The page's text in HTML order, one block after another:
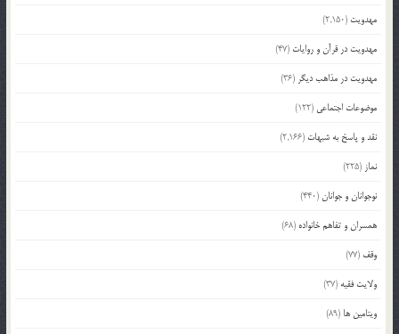
مهدویت (2,150)
مهدویت در قرآن و روایات (47)
مهدویت در مذاهب دیگر (36)
موضوعات اجتماعی (122)
نقد و پاسخ به شبهات (2,166)
نماز (225)
نوجوانان و جوانان(440)
همسران و تفاهم خانواده (68)
وقف (77)
ولایت فقیه (37)
ویتامین ها (89)